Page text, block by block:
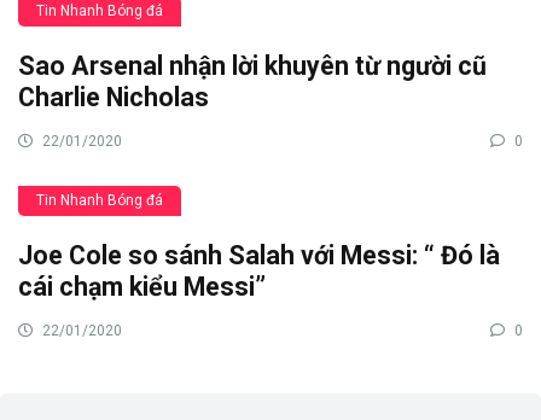
Tin Nhanh Bóng đá
Sao Arsenal nhận lời khuyên từ người cũ
Charlie Nicholas
22/01/2020 0
Tin Nhanh Bóng đá
Joe Cole so sánh Salah với Messi: “ Đó là
cái chạm kiểu Messi”
22/01/2020 0